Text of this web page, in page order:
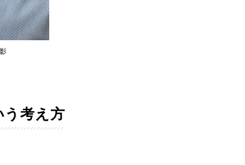
う考え方